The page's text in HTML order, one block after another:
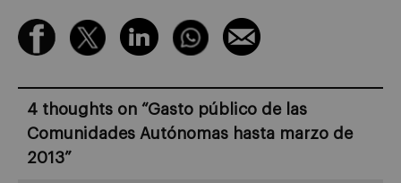
4 thoughts on “Gasto público de las
Comunidades Autónomas hasta marzo de
2013”